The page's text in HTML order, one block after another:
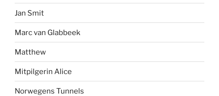
Jan Smit
Marc van Glabbeek
Matthew
Mitpilgerin Alice
Norwegens Tunnels